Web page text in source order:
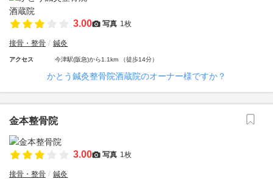
3.00 写真 1枚
接骨・整骨 鍼灸
アクセス 今津駅(阪急)から1.1km （徒歩14分）
かとう鍼灸整骨院酒蔵院のオーナー様ですか？
金本整骨院
3.00 写真 1枚
接骨・整骨 鍼灸